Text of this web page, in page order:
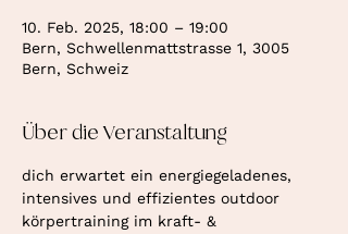
10. Feb. 2025, 18:00 – 19:00
Bern, Schwellenmattstrasse 1, 3005
Bern, Schweiz
Über die Veranstaltung
dich erwartet ein energiegeladenes,
intensives und effizientes outdoor
körpertraining im kraft- &